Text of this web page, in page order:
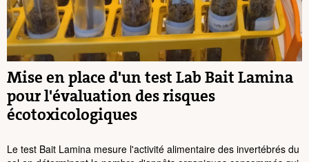
Mise en place d'un test Lab Bait Lamina
pour l'évaluation des risques
écotoxicologiques
Le test Bait Lamina mesure l'activité alimentaire des invertébrés du